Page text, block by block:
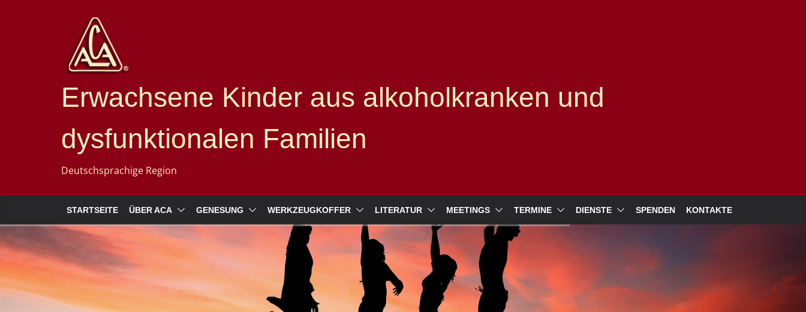
Erwachsene Kinder aus alkoholkranken und
dysfunktionalen Familien
Deutschsprachige Region
STARTSEITE ÜBER ACA GENESUNG WERKZEUGKOFFER LITERATUR MEETINGS TERMINE DIENSTE SPENDEN KONTAKTE